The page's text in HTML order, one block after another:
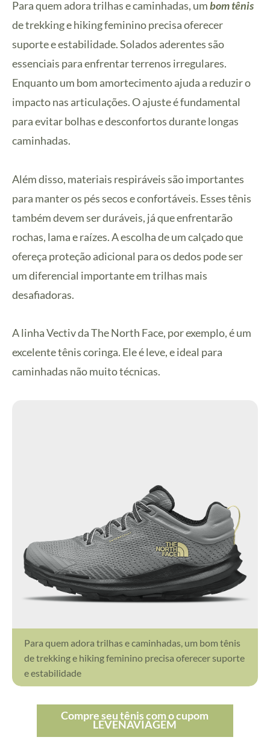
Para quem adora trilhas e caminhadas, umbom tênis
de trekking e hiking feminino precisa oferecer
suporte e estabilidade. Solados aderentes são
essenciais para enfrentar terrenos irregulares.
Enquanto um bom amortecimento ajuda a reduzir o
impacto nas articulações. O ajuste é fundamental
para evitar bolhas e desconfortos durante longas
caminhadas.
Além disso, materiais respiráveis são importantes
para manter os pés secos e confortáveis. Esses tênis
também devem ser duráveis, já que enfrentarão
rochas, lama e raízes. A escolha de um calçado que
ofereça proteção adicional para os dedos pode ser
um diferencial importante em trilhas mais
desafiadoras.
A linha Vectiv da The North Face, por exemplo, é um
excelente tênis coringa. Ele é leve, e ideal para
caminhadas não muito técnicas.
Para quem adora trilhas e caminhadas, um bom tênis
de trekking e hiking feminino precisa oferecer suporte
e estabilidade
Compre seu tênis com o cupom
LEVENAVIAGEM